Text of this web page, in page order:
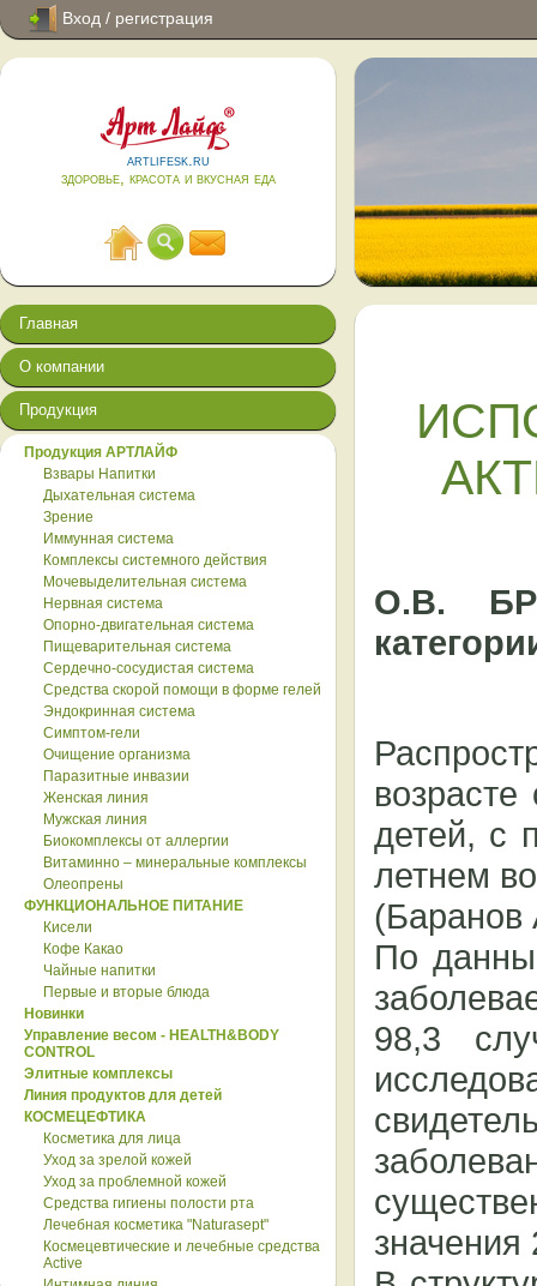
Вход / регистрация
artlifesk.ru
здоровье, красота и вкусная еда
Главная
О компании
Продукция
Продукция АРТЛАЙФ
Взвары Напитки
Дыхательная система
Зрение
Иммунная система
Комплексы системного действия
Мочевыделительная система
Нервная система
Опорно-двигательная система
Пищеварительная система
Сердечно-сосудистая система
Средства скорой помощи в форме гелей
Эндокринная система
Симптом-гели
Очищение организма
Паразитные инвазии
Женская линия
Мужская линия
Биокомплексы от аллергии
Витаминно – минеральные комплексы
Олеопрены
ФУНКЦИОНАЛЬНОЕ ПИТАНИЕ
Кисели
Кофе Какао
Чайные напитки
Первые и вторые блюда
Новинки
Управление весом - HEALTH&BODY
CONTROL
Элитные комплексы
Линия продуктов для детей
КОСМЕЦЕФТИКА
Косметика для лица
Уход за зрелой кожей
Уход за проблемной кожей
Средства гигиены полости рта
Лечебная косметика "Naturasept"
Космецевтические и лечебные средства
Active
О.В.
детей, с
летнем
(Баранов
По
98,3